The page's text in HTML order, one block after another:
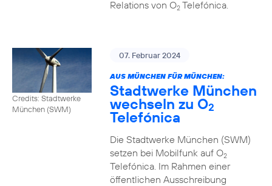
Relations von O2Telefónica.
Credits: Stadtwerke
München (SWM)
07. Februar 2024
AUS MÜNCHEN FÜR MÜNCHEN:
Stadtwerke München
wechseln zu O2
Telefónica
Die Stadtwerke München (SWM)
setzen bei Mobilfunk auf O2
Telefónica. Im Rahmen einer
öffentlichen Ausschreibung